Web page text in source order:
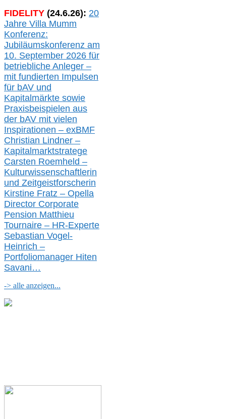
FIDELITY (24.6.26): 20
Jahre Villa Mumm
Konferenz:
Jubiläumskonferenz am
10. September 2026 für
betriebliche Anleger –
mit fundierten Impulsen
für bAV und
Kapitalmärkte sowie
Praxisbeispielen aus
der bAV mit vielen
Inspirationen – exBMF
Christian Lindner –
Kapitalmarktstratege
Carsten Roemheld –
Kulturwissenschaftlerin
und Zeitgeistforscherin
Kirstine Fratz – Opella
Director Corporate
Pension Matthieu
Tournaire – HR-Experte
Sebastian Vogel-
Heinrich –
Portfoliomanager Hiten
Savani…
-> alle anzeigen...